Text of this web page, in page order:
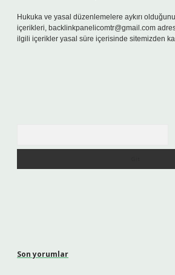
Hukuka ve yasal düzenlemelere aykırı
içerikleri, backlinkpanelicomtr@gmail.com
ilgili içerikler yasal süre içerisinde sitemizden
Son yorumlar